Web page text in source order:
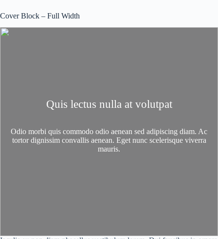
Cover Block – Full Width
Quis lectus nulla at volutpat
Odio morbi quis commodo odio aenean sed adipiscing diam. Ac
tortor dignissim convallis aenean. Eget nunc scelerisque viverra
mauris.